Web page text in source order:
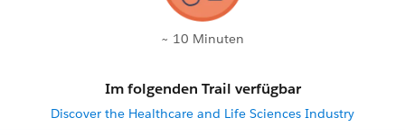
~ 10 Minuten
Im folgenden Trail verfügbar
Discover the Healthcare and Life Sciences Industry